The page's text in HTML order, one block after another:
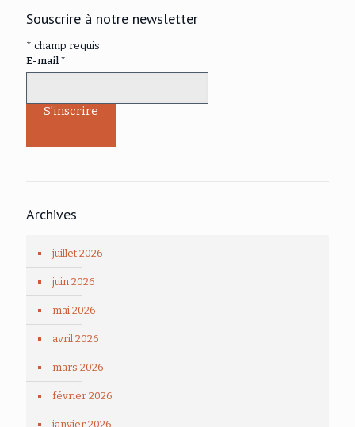
Souscrire à notre newsletter
* champ requis
E-mail *
Archives
juillet 2026
juin 2026
mai 2026
avril 2026
mars 2026
février 2026
janvier 2026